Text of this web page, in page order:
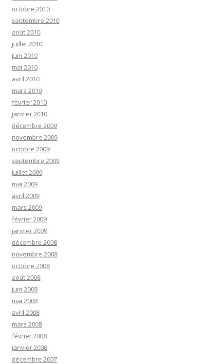
octobre 2010
septembre 2010
août 2010
juillet 2010
juin 2010
mai 2010
avril 2010
mars 2010
février 2010
janvier 2010
décembre 2009
novembre 2009
octobre 2009
septembre 2009
juillet 2009
mai 2009
avril 2009
mars 2009
février 2009
janvier 2009
décembre 2008
novembre 2008
octobre 2008
août 2008
juin 2008
mai 2008
avril 2008
mars 2008
février 2008
janvier 2008
décembre 2007